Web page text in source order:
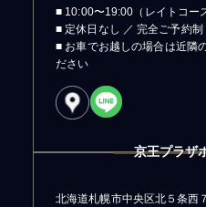
■ 10:00〜19:00（レイトコー
■ 定休日なし ／ 完全ご予約制
■ お車でお越しの場合は近隣
ださい
京王プラザ
北海道札幌市中央区北５条西